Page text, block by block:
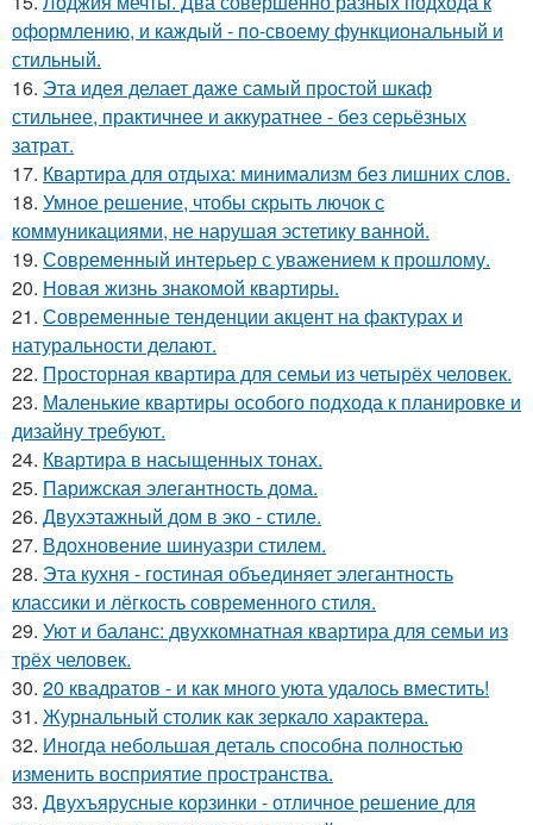
оформлению, и каждый - по-своему функциональный и
стильный.
16. Эта идея делает даже самый простой шкаф
стильнее, практичнее и аккуратнее - без серьёзных
затрат.
17. Квартира для отдыха: минимализм без лишних слов.
18. Умное решение, чтобы скрыть лючок с
коммуникациями, не нарушая эстетику ванной.
19. Современный интерьер с уважением к прошлому.
20. Новая жизнь знакомой квартиры.
21. Современные тенденции акцент на фактурах и
натуральности делают.
22. Просторная квартира для семьи из четырёх человек.
23. Маленькие квартиры особого подхода к планировке и
дизайну требуют.
24. Квартира в насыщенных тонах.
25. Парижская элегантность дома.
26. Двухэтажный дом в эко - стиле.
27. Вдохновение шинуазри стилем.
28. Эта кухня - гостиная объединяет элегантность
классики и лёгкость современного стиля.
29. Уют и баланс: двухкомнатная квартира для семьи из
трёх человек.
30. 20 квадратов - и как много уюта удалось вместить!
31. Журнальный столик как зеркало характера.
32. Иногда небольшая деталь способна полностью
изменить восприятие пространства.
33. Двухъярусные корзинки - отличное решение для